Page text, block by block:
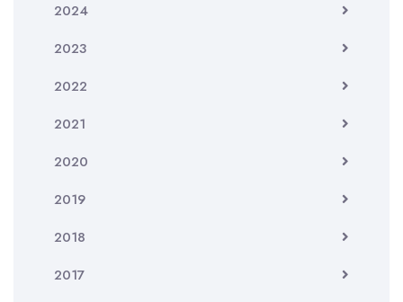
2024
2023
2022
2021
2020
2019
2018
2017